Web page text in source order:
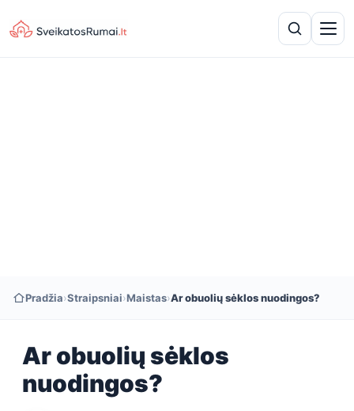
Pradžia›Straipsniai›Maistas›Ar obuolių sėklos nuodingos?
Ar obuolių sėklos
nuodingos?